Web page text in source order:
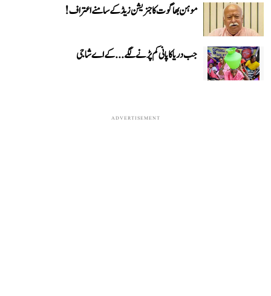
موہن بھاگوت کا جنریشن زیڈ کے سامنے اعتراف!
جب دریا کا پانی کم پڑنے لگے...کے اے شاجی
ADVERTISEMENT